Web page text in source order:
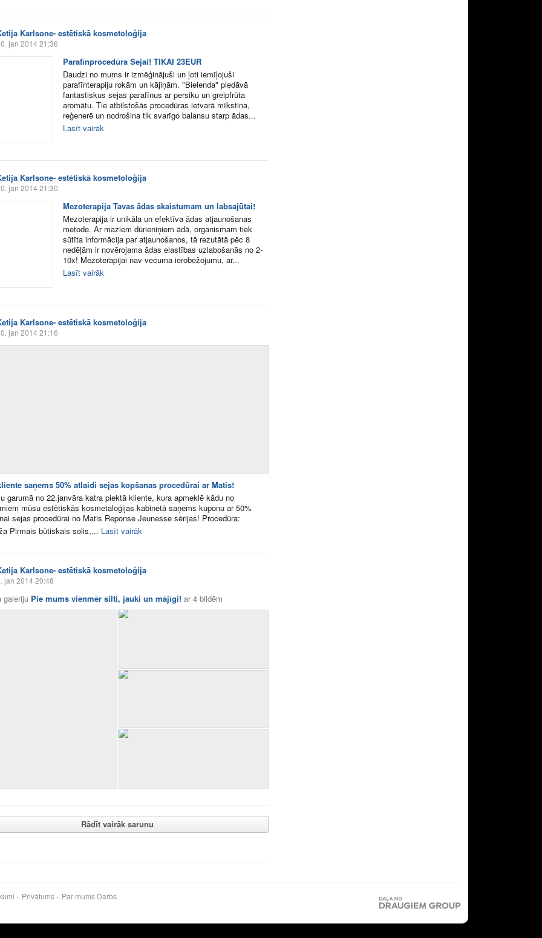
Karlsone- estētiskā kosmetoloģija
jan 2014 21:36
Parafīnprocedūra Sejai! TIKAI 23EUR
Daudzi no mums ir izmēģinājuši un ļoti iemīļojuši
parafīnterapiju rokām un kājiņām. "Bielenda" piedāvā
fantastiskus sejas parafīnus ar persiku un greipfrūta
aromātu. Tie atbilstošās procedūras ietvarā mīkstina,
reģenerē un nodrošina tik svarīgo balansu starp ādas...
Lasīt vairāk
Karlsone- estētiskā kosmetoloģija
jan 2014 21:30
Mezoterapija Tavas ādas skaistumam un labsajūtai!
Mezoterapija ir unikāla un efektīva ādas atjaunošanas
metode. Ar maziem dūrieniņiem ādā, organismam tiek
sūtīta informācija par atjaunošanos, tā rezutātā pēc 8
nedēļām ir novērojama ādas elastības uzlabošanās no 2-
10x! Mezoterapijai nav vecuma ierobežojumu, ar...
Lasīt vairāk
Karlsone- estētiskā kosmetoloģija
jan 2014 21:16
saņems 50% atlaidi sejas kopšanas procedūrai ar Matis!
garumā no 22.janvāra katra piektā kliente, kura apmeklē kādu no
mūsu estētiskās kosmetaloģijas kabinetā saņems kuponu ar 50%
sejas procedūrai no Matis Reponse Jeunesse sērijas! Procedūra:
Pirmais būtiskais solis,... Lasīt vairāk
Karlsone- estētiskā kosmetoloģija
jan 2014 20:48
galeriju Pie mums vienmēr silti, jauki un mājīgi! ar4 bildēm
Rādīt vairāk sarunu
Privātums Par mums Darbs